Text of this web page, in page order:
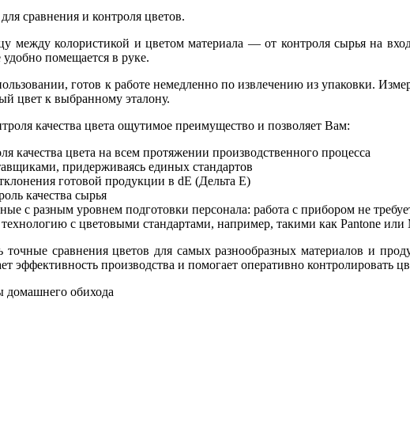
сравнения и контроля цветов.
между колористикой и цветом материала — от контроля сырья на
удобно помещается в руке.
готов к работе немедленно по извлечению из упаковки.
цвет к выбранному эталону.
качества цвета ощутимое преимущество и позволяет Вам:
качества цвета на всем протяжении производственного процесса
придерживаясь единых стандартов
готовой продукции в dE (Дельта Е)
качества сырья
с разным уровнем подготовки персонала: работа с прибором не
с цветовыми стандартами, например, такими как Pantone или
точные сравнения цветов для самых разнообразных материалов и
эффективность производства и помогает оперативно контролировать
домашнего обихода